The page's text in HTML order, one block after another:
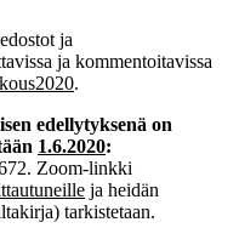
ja
ja kommentoitavissa
.
edellytyksenä on
1.6.2020:
Zoom-linkki
ja heidän
tarkistetaan.